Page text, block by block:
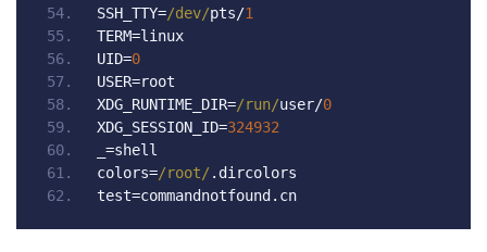
SSH_TTY=/dev/pts/1
TERM=linux
UID=0
USER=root
XDG_RUNTIME_DIR=/run/user/0
XDG_SESSION_ID=324932
=shell
colors=/root/ . dircolors
test=commandnotfound . cn